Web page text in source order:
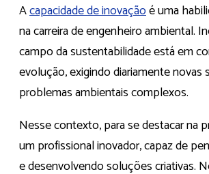
Acapacidade de inovaçãoé uma
na carreira de engenheiro ambiental.
campo da sustentabilidade está em
evolução, exigindo diariamente novas
problemas ambientais complexos.
Nesse contexto, para se destacar na
um profissional inovador, capaz de
e desenvolvendo soluções criativas.